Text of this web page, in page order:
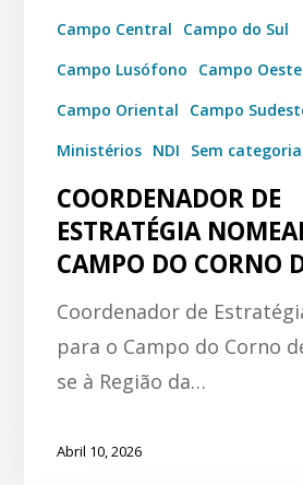
Campo Central
Campo do Sul
Campo Lusófono
Campo
Campo Oriental
Campo
Ministérios NDI Sem categoria
COORDENADOR DE
ESTRATÉGIA
CAMPO DO CORNO
Coordenador de
para o Campo do Corno
se à Região da…
Abril 10, 2026